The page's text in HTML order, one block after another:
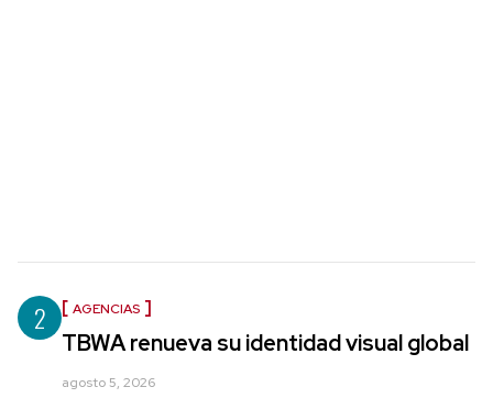
2 AGENCIAS
TBWA renueva su identidad visual global
agosto 5, 2026